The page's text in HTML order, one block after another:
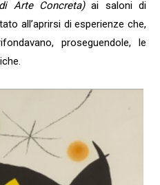
Arte Concreta)ai saloni di
all’aprirsi di esperienze che,
proseguendole, le